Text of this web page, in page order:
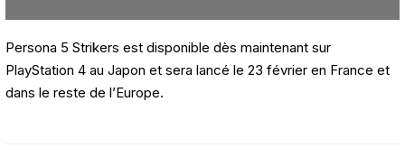
Persona 5 Strikers est disponible dès maintenant sur
PlayStation 4 au Japon et sera lancé le 23 février en France et
dans le reste de l’Europe.